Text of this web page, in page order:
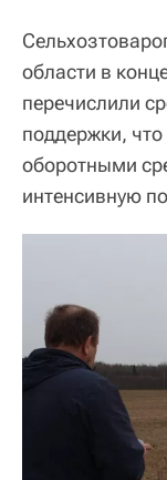
области в
перечислили
поддержки,
оборотными
интенсивную